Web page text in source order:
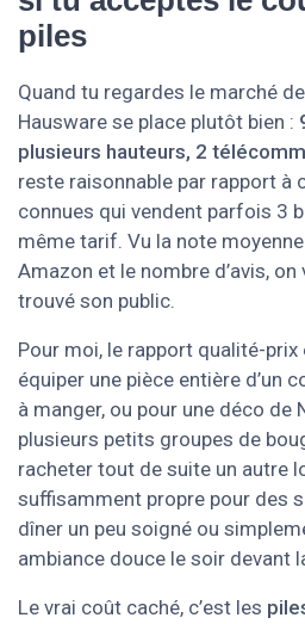
piles
Quand tu regardes le marché
Hausware se place plutôt bien :
plusieurs hauteurs, 2
reste raisonnable par rapport à
connues qui vendent parfois 3
même tarif. Vu la note
Amazon et le nombre d’avis,
trouvé son public.
Pour moi, le rapport qualité-
équiper une pièce entière d’un
à manger, ou pour une déco de
plusieurs petits groupes de
racheter tout de suite un autre
suffisamment propre pour des
dîner un peu soigné ou
ambiance douce le soir devant
Le vrai coût caché, c’est les